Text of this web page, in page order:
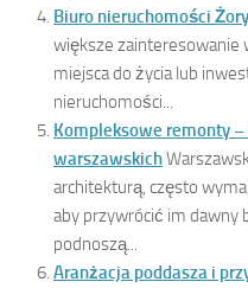
Biuro nieruchomości Żory
większe zainteresowanie
miejsca do życia lub
nieruchomości...
Kompleksowe remonty
warszawskich
architekturą, często
aby przywrócić im dawny
podnoszą...
Aranżacja poddasza i